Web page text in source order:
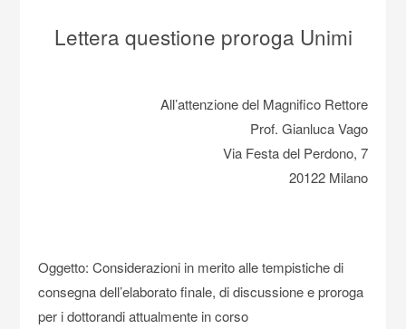
Lettera questione proroga Unimi
All’attenzione del Magnifico Rettore
Prof. Gianluca Vago
Via Festa del Perdono, 7
20122 Milano
Oggetto: Considerazioni in merito alle tempistiche di
consegna dell’elaborato finale, di discussione e proroga
per i dottorandi attualmente in corso